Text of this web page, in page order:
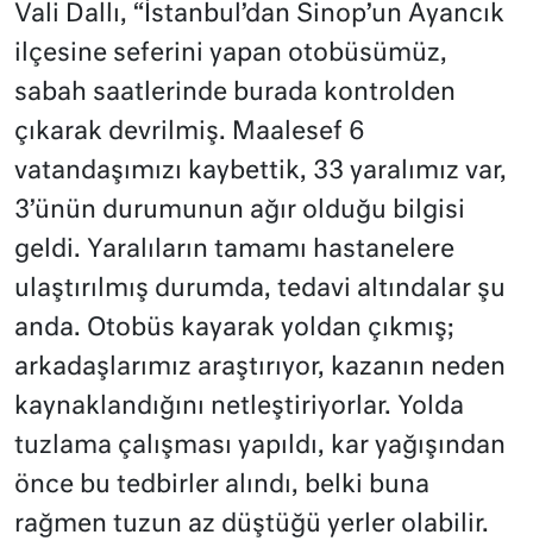
Vali Dallı, “İstanbul’dan Sinop’un Ayancık
ilçesine seferini yapan otobüsümüz,
sabah saatlerinde burada kontrolden
çıkarak devrilmiş. Maalesef 6
vatandaşımızı kaybettik, 33 yaralımız var,
3’ünün durumunun ağır olduğu bilgisi
geldi. Yaralıların tamamı hastanelere
ulaştırılmış durumda, tedavi altındalar şu
anda. Otobüs kayarak yoldan çıkmış;
arkadaşlarımız araştırıyor, kazanın neden
kaynaklandığını netleştiriyorlar. Yolda
tuzlama çalışması yapıldı, kar yağışından
önce bu tedbirler alındı, belki buna
rağmen tuzun az düştüğü yerler olabilir.